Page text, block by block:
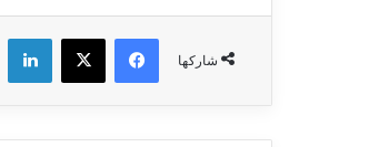
شاركها
فيسبوك ‫X